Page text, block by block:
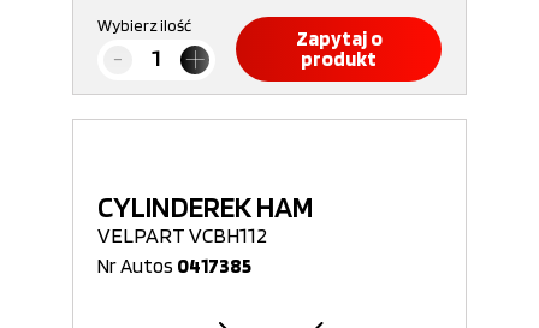
Wybierz ilość
Zapytaj o
produkt
CYLINDEREK HAM
VELPART VCBH112
Nr Autos 0417385